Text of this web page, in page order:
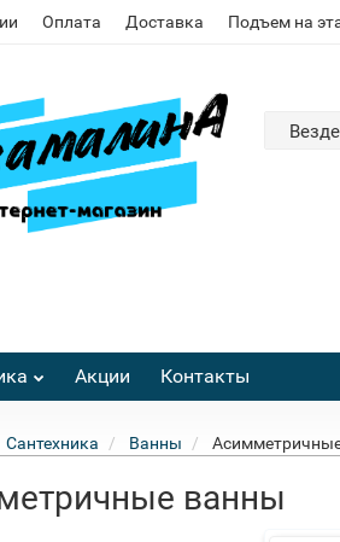
Оплата Доставка Подъем на
Везде
Акции Контакты
Сантехника Ванны
ванны